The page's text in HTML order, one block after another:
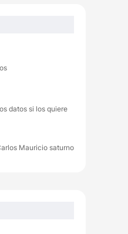
datos si los quiere
Mauricio saturno